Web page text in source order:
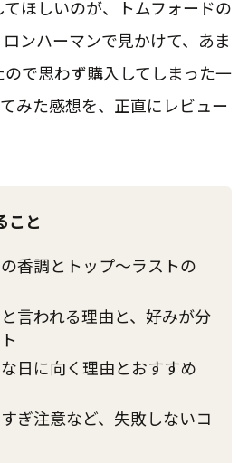
ほしいのが、トムフォードの
ロンハーマンで見かけて、あま
で思わず購入してしまった一
みた感想を、正直にレビュー
こと
香調とトップ〜ラストの
と言われる理由と、好みが分
日に向く理由とおすすめ
ぎ注意など、失敗しないコ